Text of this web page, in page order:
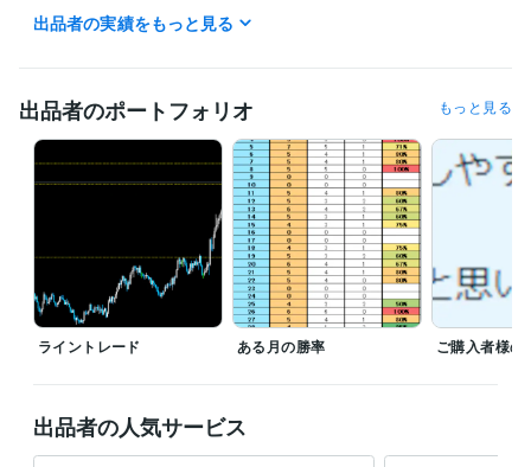
・平日は対応時間以外に8時頃と13時前後に1度確認しております。
予めご了承ください。
★リピーター様プレゼントあり
★サクサク手法セット・究極のライントレードと別の手法の組み合わせ
で同時購入を検討中の方はお値引き致しますので、DMからお問い合わせ
その他の組み合わせは手法2点セット販売ページからご購入下さい。
2022.1.23初出品　2022.1.27レギュラーランク 2022.5.1　シルバー
ランク 2022.8.1　ゴールドランク
得意分野
資産運用・副業の相談 バイナリーオプション FX
外国為替証拠金取引
在宅ワーク
出品者の実績をもっと見る
出品者のポートフォリオ もっと見る
ライントレード ある月の勝率 ご購入者様
出品者の人気サービス